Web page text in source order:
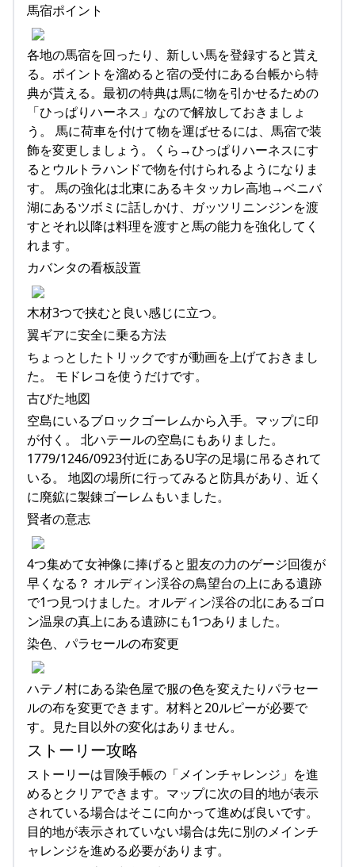
馬宿ポイント
各地の馬宿を回ったり、新しい馬を登録すると貰え
る。ポイントを溜めると宿の受付にある台帳から特
典が貰える。最初の特典は馬に物を引かせるための
「ひっぱりハーネス」なので解放しておきましょ
う。 馬に荷車を付けて物を運ばせるには、馬宿で装
飾を変更しましょう。くら→ひっぱりハーネスにす
るとウルトラハンドで物を付けられるようになりま
す。 馬の強化は北東にあるキタッカレ高地→ベニバ
湖にあるツボミに話しかけ、ガッツリニンジンを渡
すとそれ以降は料理を渡すと馬の能力を強化してく
れます。
カバンタの看板設置
木材3つで挟むと良い感じに立つ。
翼ギアに安全に乗る方法
ちょっとしたトリックですが動画を上げておきまし
た。 モドレコを使うだけです。
古びた地図
空島にいるブロックゴーレムから入手。マップに印
が付く。 北ハテールの空島にもありました。
1779/1246/0923付近にあるU字の足場に吊るされて
いる。 地図の場所に行ってみると防具があり、近く
に廃鉱に製錬ゴーレムもいました。
賢者の意志
4つ集めて女神像に捧げると盟友の力のゲージ回復が
早くなる？ オルディン渓谷の鳥望台の上にある遺跡
で1つ見つけました。オルディン渓谷の北にあるゴロ
ン温泉の真上にある遺跡にも1つありました。
染色、パラセールの布変更
ハテノ村にある染色屋で服の色を変えたりパラセー
ルの布を変更できます。材料と20ルピーが必要で
す。見た目以外の変化はありません。
ストーリー攻略
ストーリーは冒険手帳の「メインチャレンジ」を進
めるとクリアできます。マップに次の目的地が表示
されている場合はそこに向かって進めば良いです。
目的地が表示されていない場合は先に別のメインチ
ャレンジを進める必要があります。